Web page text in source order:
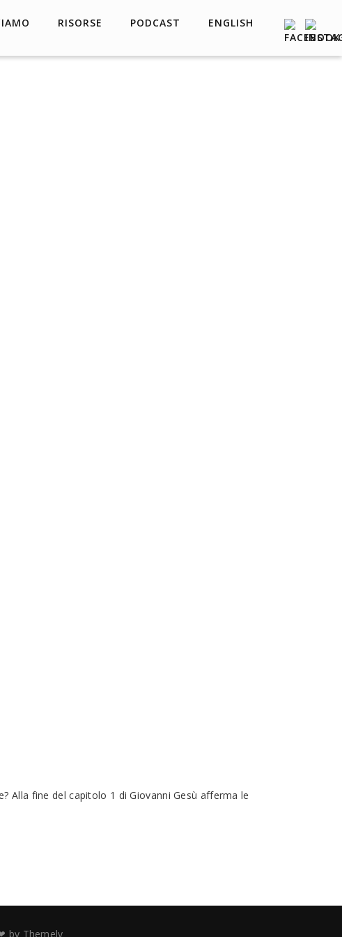
RISORSE PODCAST ENGLISH
Alla fine del capitolo 1 di Giovanni Gesù afferma le
by Themely